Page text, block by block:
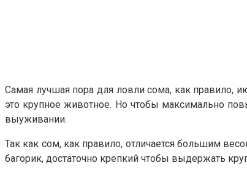
Самая лучшая пора для ловли сома, как правило,
это крупное животное. Но чтобы максимально
выуживании.
Так как сом, как правило, отличается большим
багорик, достаточно крепкий чтобы выдержать